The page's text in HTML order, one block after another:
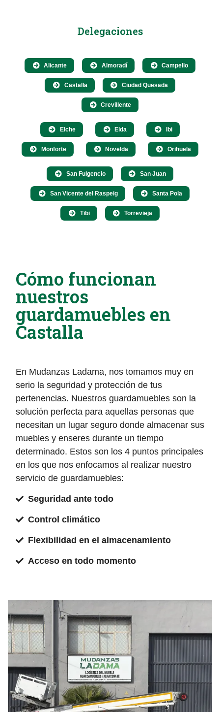
Delegaciones
Alicante Almoradí Campello
Castalla Ciudad Quesada
Crevillente
Elche Elda Ibi
Monforte Novelda Orihuela
San Fulgencio San Juan
San Vicente del Raspeig Santa Pola
Tibi Torrevieja
Cómo funcionan
nuestros
guardamuebles en
Castalla
En Mudanzas Ladama, nos tomamos muy en
serio la seguridad y protección de tus
pertenencias. Nuestros guardamuebles son la
solución perfecta para aquellas personas que
necesitan un lugar seguro donde almacenar sus
muebles y enseres durante un tiempo
determinado. Estos son los 4 puntos principales
en los que nos enfocamos al realizar nuestro
servicio de guardamuebles:
Seguridad ante todo
Control climático
Flexibilidad en el almacenamiento
Acceso en todo momento